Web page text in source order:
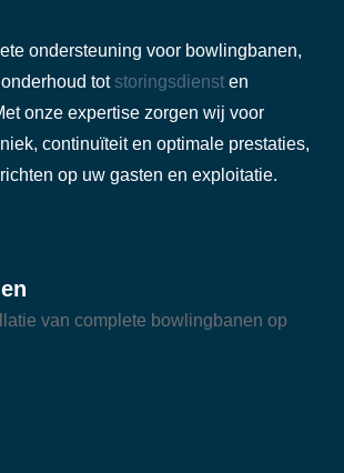
ondersteuning voor bowlingbanen,
tot storingsdienst en
onze expertise zorgen wij voor
continuïteit en optimale prestaties,
op uw gasten en exploitatie.
van complete bowlingbanen op